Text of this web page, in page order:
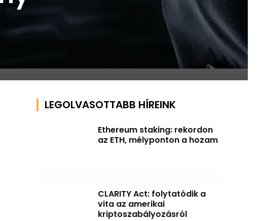
LEGOLVASOTTABB HÍREINK
Ethereum staking: rekordon
az ETH, mélyponton a hozam
CLARITY Act: folytatódik a
vita az amerikai
kriptoszabályozásról